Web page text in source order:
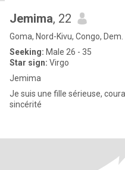
Jemima, 22
Goma, Nord-Kivu, Congo, Dem.
Seeking: Male 26 - 35
Star sign: Virgo
Jemima
Je suis une fille sérieuse,
sincérité